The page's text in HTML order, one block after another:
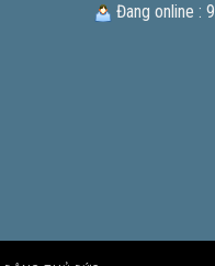
Đang online : 9